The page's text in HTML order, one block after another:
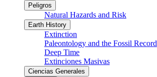
Peligros
Natural Hazards and Risk
Earth History
Extinction
Paleontology and the Fossil Record
Deep Time
Extinciones Masivas
Ciencias Generales